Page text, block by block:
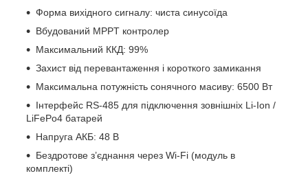
Форма вихідного сигналу: чиста синусоїда
Вбудований MPPT контролер
Максимальний ККД: 99%
Захист від перевантаження і короткого замикання
Максимальна потужність сонячного масиву: 6500 Вт
Інтерфейс RS-485 для підключення зовнішніх Li-Ion /
LiFePo4 батарей
Напруга АКБ: 48 В
Бездротове з’єднання через Wi-Fi (модуль в
комплекті)